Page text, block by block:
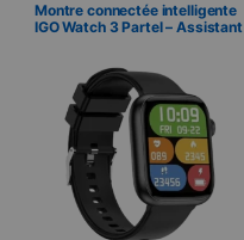
Montre connectée intelligente
IGO Watch 3 Partel – Assistant